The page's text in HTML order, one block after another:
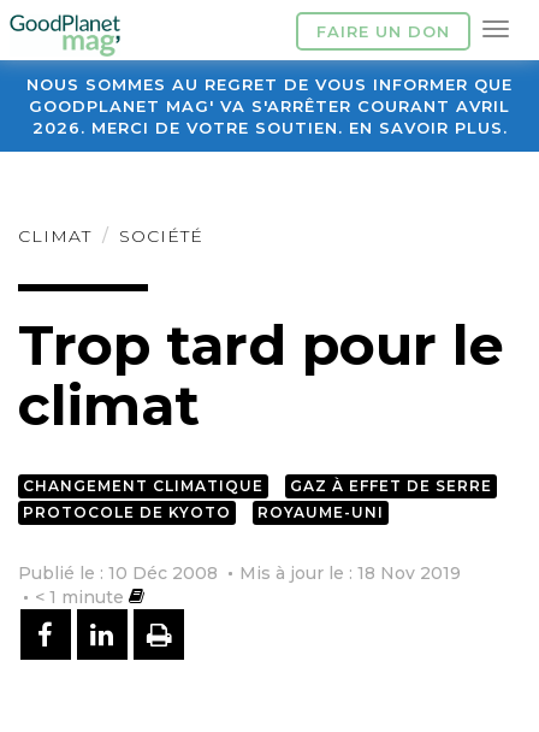
FAIRE UN DON
NOUS SOMMES AU REGRET DE VOUS INFORMER QUE
GOODPLANET MAG' VA S'ARRÊTER COURANT AVRIL
2026. MERCI DE VOTRE SOUTIEN. EN SAVOIR PLUS.
CLIMAT SOCIÉTÉ
Trop tard pour le
climat
CHANGEMENT CLIMATIQUE
GAZ À EFFET DE SERRE
PROTOCOLE DE KYOTO
ROYAUME-UNI
Publié le : 10 Déc 2008
Mis à jour le : 18 Nov 2019
< 1 minute
PARTAGER SUR FACEBOOK
PARTAGER SUR LINKEDIN
IMPRIMER